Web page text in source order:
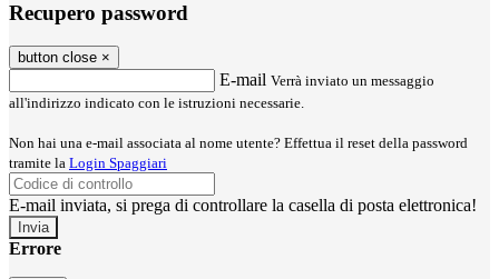
Recupero password
button close ×
E-mail Verrà inviato un messaggio
all'indirizzo indicato con le istruzioni necessarie.
Non hai una e-mail associata al nome utente? Effettua il reset della password
tramite la Login Spaggiari
E-mail inviata, si prega di controllare la casella di posta elettronica!
Errore